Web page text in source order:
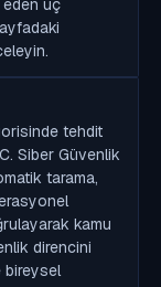
tehdit
Siber Güvenlik
tarama,
kamu
direncini
bireysel